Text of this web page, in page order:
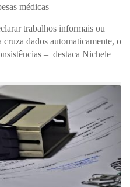
médicas
trabalhos informais ou
dados automaticamente, o
– destaca Nichele